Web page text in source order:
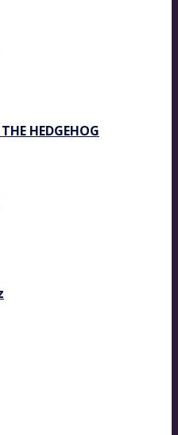
HEDGEHOG